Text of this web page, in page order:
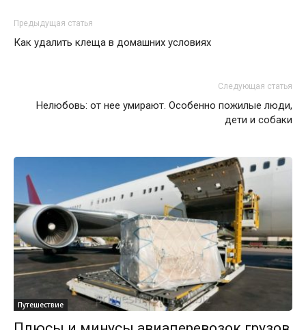
Предыдущая статья
Как удалить клеща в домашних условиях
Следующая статья
Нелюбовь: от нее умирают. Особенно пожилые люди,
дети и собаки
Путешествие